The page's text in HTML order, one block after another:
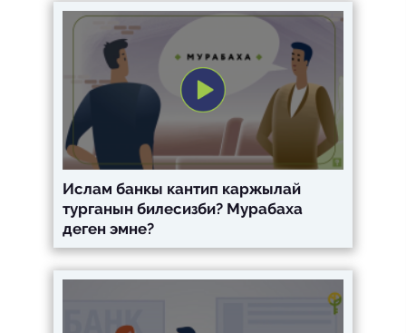
Ислам банкы кантип каржылай
турганын билесизби? Мурабаха
деген эмне?